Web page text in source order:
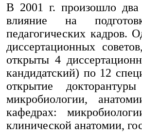
В 2001 г. произошло
влияние на
педагогических кадров.
диссертационных
открыты 4
кандидатский) по 12
открытие
микробиологии,
кафедрах:
клинической анатомии,